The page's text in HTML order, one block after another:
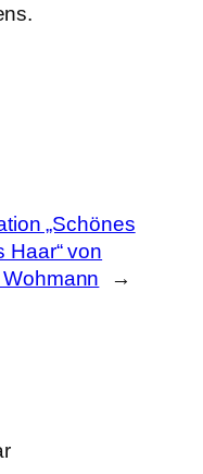
„Schönes
Haar“ von
→